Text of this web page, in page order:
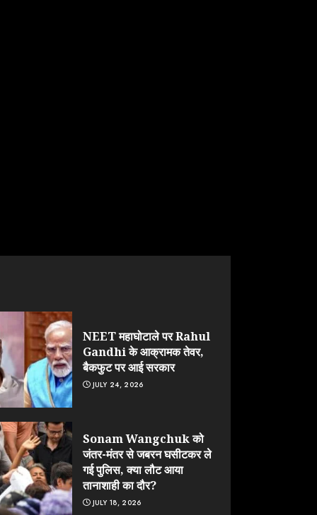
NEET महाघोटाले पर Rahul
Gandhi के आक्रामक तेवर,
बैकफुट पर आई सरकार
JULY 24, 2026
Sonam Wangchuk को
जंतर-मंतर से जबरन घसीटकर ले
गई पुलिस, क्या लौट आया
तानाशाही का दौर?
JULY 18, 2026